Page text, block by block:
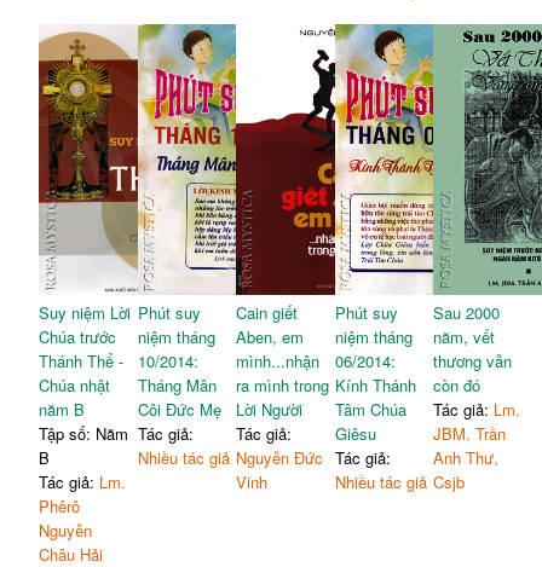
Suy niệm Lời
Chúa trước
Thánh Thể -
Chúa nhật
năm B
Tập số: Năm
B
Tác giả: Lm.
Phêrô
Nguyễn
Châu Hải
Phút suy
niệm tháng
10/2014:
Tháng Mân
Côi Đức Mẹ
Tác giả:
Nhiều tác giả
Cain giết
Aben, em
mình...nhận
ra mình trong
Lời Người
Tác giả:
Nguyễn Đức
Vinh
Phút suy
niệm tháng
06/2014:
Kính Thánh
Tâm Chúa
Giêsu
Tác giả:
Nhiều tác giả
Sau 2000
năm, vết
thương vẫn
còn đó
Tác giả: Lm.
JBM. Trần
Anh Thư,
Csjb